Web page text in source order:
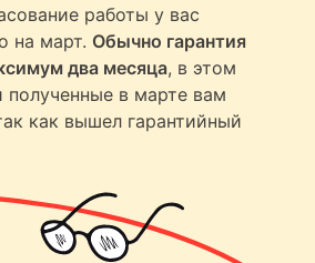
работы у вас
на март. Обычно гарантия
два месяца, в этом
полученные в марте вам
как вышел гарантийный